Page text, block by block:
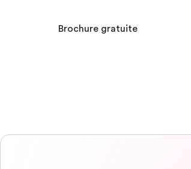
Brochure gratuite